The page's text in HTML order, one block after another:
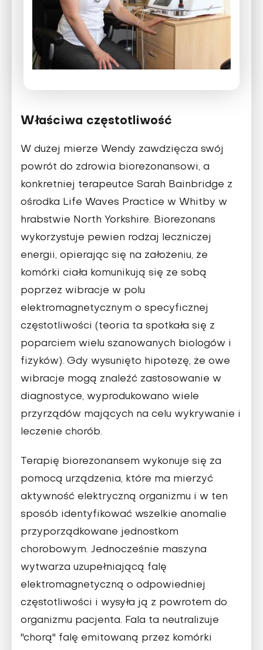
Właściwa częstotliwość
W dużej mierze Wendy zawdzięcza swój
powrót do zdrowia biorezonansowi, a
konkretniej terapeutce Sarah Bainbridge z
ośrodka Life Waves Practice w Whitby w
hrabstwie North Yorkshire. Biorezonans
wykorzystuje pewien rodzaj leczniczej
energii, opierając się na założeniu, że
komórki ciała komunikują się ze sobą
poprzez wibracje w polu
elektromagnetycznym o specyficznej
częstotliwości (teoria ta spotkała się z
poparciem wielu szanowanych biologów i
fizyków). Gdy wysunięto hipotezę, że owe
wibracje mogą znaleźć zastosowanie w
diagnostyce, wyprodukowano wiele
przyrządów mających na celu wykrywanie i
leczenie chorób.
Terapię biorezonansem wykonuje się za
pomocą urządzenia, które ma mierzyć
aktywność elektryczną organizmu i w ten
sposób identyfikować wszelkie anomalie
przyporządkowane jednostkom
chorobowym. Jednocześnie maszyna
wytwarza uzupełniającą falę
elektromagnetyczną o odpowiedniej
częstotliwości i wysyła ją z powrotem do
organizmu pacjenta. Fala ta neutralizuje
"chorą" falę emitowaną przez komórki